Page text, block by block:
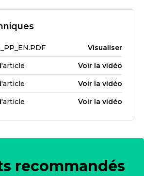
Visualiser
Voir la vidéo
Voir la vidéo
Voir la vidéo
recommandés